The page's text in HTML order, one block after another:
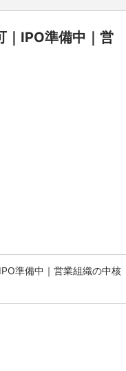
｜IPO準備中｜営
準備中｜営業組織の中核